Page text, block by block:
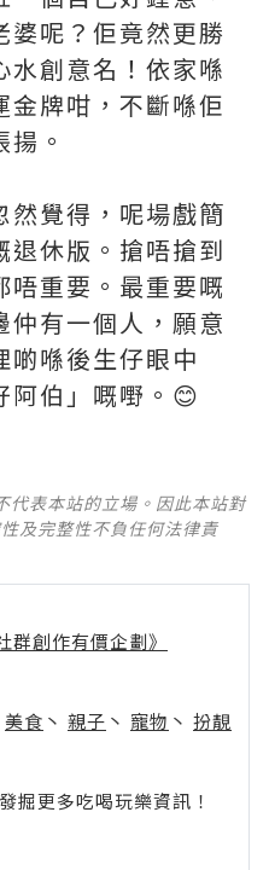
婆呢？佢竟然更勝
水創意名！依家喺
金牌咁，不斷喺佢
。
然覺得，呢場戲簡
退休版。搶唔搶到
唔重要。最重要嘅
仲有一個人，願意
啲喺後生仔眼中
阿伯」嘅嘢。😊
代表本站的立場。因此本站對
及完整性不負任何法律責
群創作有價企劃》
美食 丶 親子 丶 寵物 丶 扮靚
更多吃喝玩樂資訊！